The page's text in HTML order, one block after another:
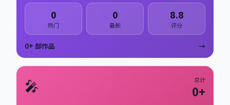
0
热门
0
最新
8.8
评分
0+ 部作品 →
🎤 总计
0+